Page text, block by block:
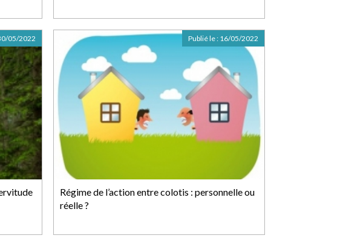
05/2022
Régime de l’action entre colotis : personnelle ou
réelle ?
Publié le : 16/05/2022